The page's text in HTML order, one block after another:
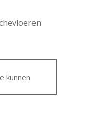
kunnen